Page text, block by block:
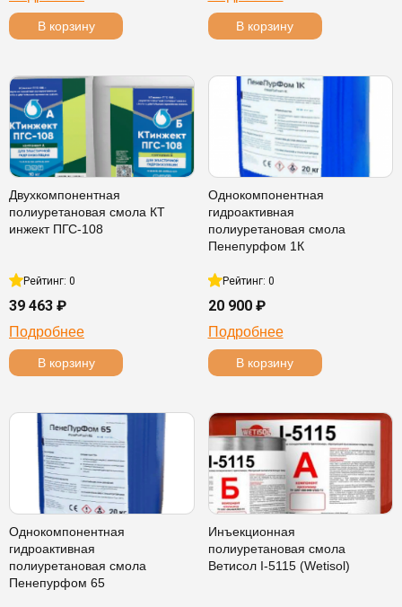
В корзину В корзину
Двухкомпонентная
полиуретановая смола КТ
инжект ПГС-108
Рейтинг: 0
39 463 ₽
Подробнее
В корзину
Однокомпонентная
гидроактивная
полиуретановая смола
Пенепурфом 1К
Рейтинг: 0
20 900 ₽
Подробнее
В корзину
Однокомпонентная
гидроактивная
полиуретановая смола
Пенепурфом 65
Инъекционная
полиуретановая смола
Ветисол I-5115 (Wetisol)